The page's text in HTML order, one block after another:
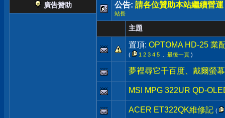
廣告贊助 公告: 請各位贊助本站繼續營運
站長
主題
置頂: OPTOMA HD-25 業
( 1 2 3 4 5 最後一頁 )
夢裡尋它千百度、戴爾螢
MSI MPG 322UR QD-
ACER ET322QK維修記 (